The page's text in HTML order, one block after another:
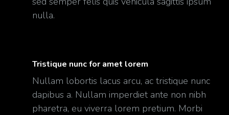
nulla.
Tristique nunc for amet lorem
Nullam lobortis lacus arcu, ac tristique nunc
dapibus a. Nullam imperdiet ante non nibh
pharetra, eu viverra lorem pretium. Morbi